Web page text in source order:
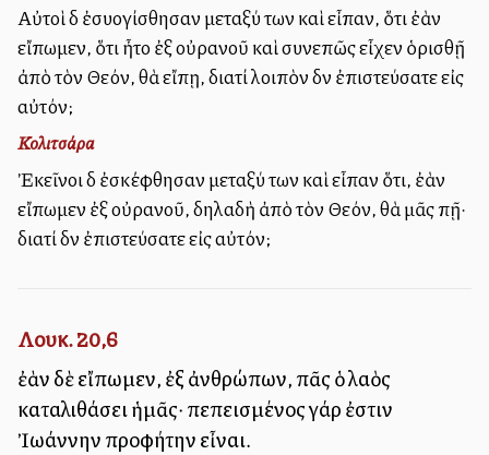
Αὐτοὶ δὲ ἐσυλλογίσθησαν μεταξύ των καὶ εἶπαν, ὅτι ἐὰν
εἴπωμεν, ὅτι ἦτο ἐξ οὐρανοῦ καὶ συνεπῶς εἶχεν ὁρισθῇ
ἀπὸ τὸν Θεόν, θὰ εἴπῃ, διατί λοιπὸν δὲν ἐπιστεύσατε εἰς
αὐτόν;
Κολιτσάρα
Ἐκεῖνοι δὲ ἐσκέφθησαν μεταξύ των καὶ εἶπαν ὅτι, ἐὰν
εἴπωμεν ἐξ οὐρανοῦ, δηλαδὴ ἀπὸ τὸν Θεόν, θὰ μᾶς πῇ·
διατί δὲν ἐπιστεύσατε εἰς αὐτόν;
Λουκ. 20,6
ἐὰν δὲ εἴπωμεν, ἐξ ἀνθρώπων, πᾶς ὁ λαὸς
καταλιθάσει ἡμᾶς· πεπεισμένος γάρ ἐστιν
Ἰωάννην προφήτην εἶναι.